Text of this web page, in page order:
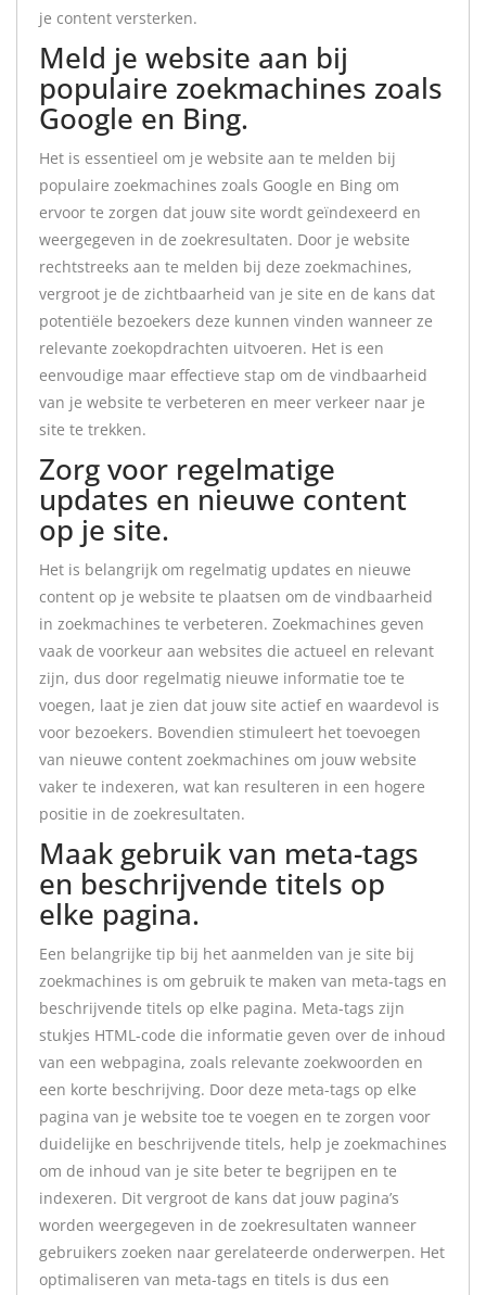
je content versterken.
Meld je website aan bij
populaire zoekmachines zoals
Google en Bing.
Het is essentieel om je website aan te melden bij
populaire zoekmachines zoals Google en Bing om
ervoor te zorgen dat jouw site wordt geïndexeerd en
weergegeven in de zoekresultaten. Door je website
rechtstreeks aan te melden bij deze zoekmachines,
vergroot je de zichtbaarheid van je site en de kans dat
potentiële bezoekers deze kunnen vinden wanneer ze
relevante zoekopdrachten uitvoeren. Het is een
eenvoudige maar effectieve stap om de vindbaarheid
van je website te verbeteren en meer verkeer naar je
site te trekken.
Zorg voor regelmatige
updates en nieuwe content
op je site.
Het is belangrijk om regelmatig updates en nieuwe
content op je website te plaatsen om de vindbaarheid
in zoekmachines te verbeteren. Zoekmachines geven
vaak de voorkeur aan websites die actueel en relevant
zijn, dus door regelmatig nieuwe informatie toe te
voegen, laat je zien dat jouw site actief en waardevol is
voor bezoekers. Bovendien stimuleert het toevoegen
van nieuwe content zoekmachines om jouw website
vaker te indexeren, wat kan resulteren in een hogere
positie in de zoekresultaten.
Maak gebruik van meta-tags
en beschrijvende titels op
elke pagina.
Een belangrijke tip bij het aanmelden van je site bij
zoekmachines is om gebruik te maken van meta-tags en
beschrijvende titels op elke pagina. Meta-tags zijn
stukjes HTML-code die informatie geven over de inhoud
van een webpagina, zoals relevante zoekwoorden en
een korte beschrijving. Door deze meta-tags op elke
pagina van je website toe te voegen en te zorgen voor
duidelijke en beschrijvende titels, help je zoekmachines
om de inhoud van je site beter te begrijpen en te
indexeren. Dit vergroot de kans dat jouw pagina’s
worden weergegeven in de zoekresultaten wanneer
gebruikers zoeken naar gerelateerde onderwerpen. Het
optimaliseren van meta-tags en titels is dus een